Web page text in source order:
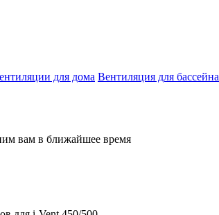
для дома Вентиляция для бассейна
вам в ближайшее время